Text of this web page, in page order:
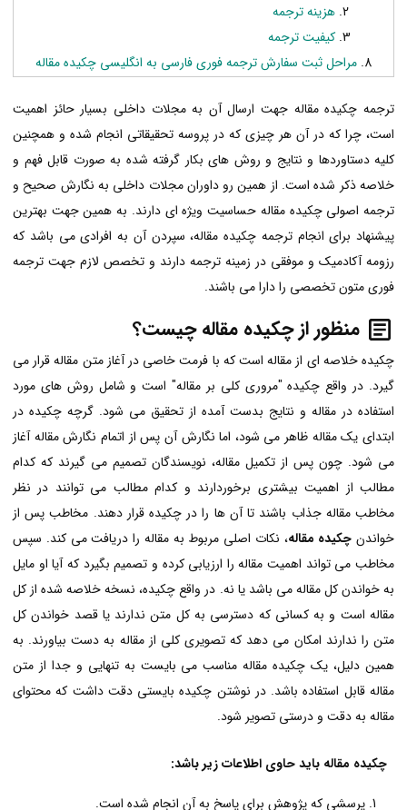
هزینه ترجمه
کیفیت ترجمه
مراحل ثبت سفارش ترجمه فوری فارسی به انگلیسی چکیده مقاله
ترجمه چکیده مقاله جهت ارسال آن به مجلات داخلی بسیار حائز اهمیت
است، چرا که در آن هر چیزی که در پروسه تحقیقاتی انجام شده و همچنین
کلیه دستاوردها و نتایج و روش های بکار گرفته شده به صورت قابل فهم و
خلاصه ذکر شده است. از همین رو داوران مجلات داخلی به نگارش صحیح و
ترجمه اصولی چکیده مقاله حساسیت ویژه ای دارند. به همین جهت بهترین
پیشنهاد برای انجام ترجمه چکیده مقاله، سپردن آن به افرادی می باشد که
رزومه آکادمیک و موفقی در زمینه ترجمه دارند و تخصص لازم جهت ترجمه
فوری متون تخصصی را دارا می باشند.
منظور از چکیده مقاله چیست؟
چکیده خلاصه ای از مقاله است که با فرمت خاصی در آغاز متن مقاله قرار می
گیرد. در واقع چکیده "مروری کلی بر مقاله" است و شامل روش های مورد
استفاده در مقاله و نتایج بدست آمده از تحقیق می شود. گرچه چکیده در
ابتدای یک مقاله ظاهر می شود، اما نگارش آن پس از اتمام نگارش مقاله آغاز
می شود. چون پس از تکمیل مقاله، نویسندگان تصمیم می گیرند که کدام
مطالب از اهمیت بیشتری برخوردارند و کدام مطالب می توانند در نظر
مخاطب مقاله جذاب باشند تا آن ها را در چکیده قرار دهند. مخاطب پس از
خواندن چکیده مقاله، نکات اصلی مربوط به مقاله را دریافت می کند. سپس
مخاطب می تواند اهمیت مقاله را ارزیابی کرده و تصمیم بگیرد که آیا او مایل
به خواندن کل مقاله می باشد یا نه. در واقع چکیده، نسخه خلاصه شده از کل
مقاله است و به کسانی که دسترسی به کل متن ندارند یا قصد خواندن کل
متن را ندارند امکان می دهد که تصویری کلی از مقاله به دست بیاورند. به
همین دلیل، یک چکیده مقاله مناسب می بایست به تنهایی و جدا از متن
مقاله قابل استفاده باشد. در نوشتن چکیده بایستی دقت داشت که محتوای
مقاله به دقت و درستی تصویر شود.
چکیده مقاله باید حاوی اطلاعات زیر باشد:
پرسشی که پژوهش برای پاسخ به آن انجام شده است.